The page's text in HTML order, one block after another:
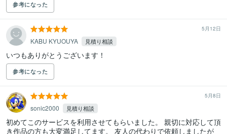
参考になった
5月12日
KABU KYUOUYA 見積り相談
いつもありがとうございます！
参考になった
5月8日
sonic2000 見積り相談
初めてこのサービスを利用させてもらいました。 親切に対応して頂
き作品の方も大変満足してます。 友人の代わりで依頼しましたが